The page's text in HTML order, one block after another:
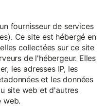
fournisseur de services
Ce site est hébergé en
collectées sur ce site
de l'hébergeur. Elles
les adresses IP, les
et les données
site web et d'autres
web.